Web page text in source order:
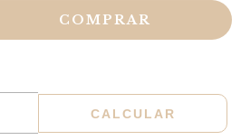
CALCULAR